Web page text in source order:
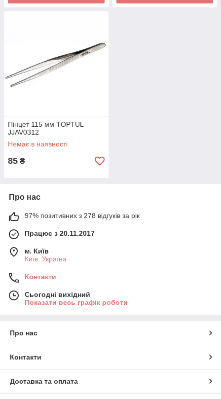
Пінцет 115 мм TOPTUL
JJAV0312
Немає в наявності
85 ₴
Про нас
97% позитивних з 278 відгуків за рік
Працює з 20.11.2017
м. Київ
Київ, Україна
Контакти
Сьогодні вихідний
Показати весь графік роботи
Про нас
Контакти
Доставка та оплата